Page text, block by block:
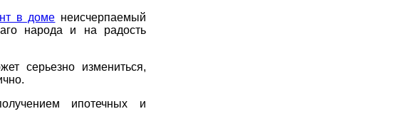
в доме неисчерпаемый
народа и на радость
серьезно измениться,
ипотечных и